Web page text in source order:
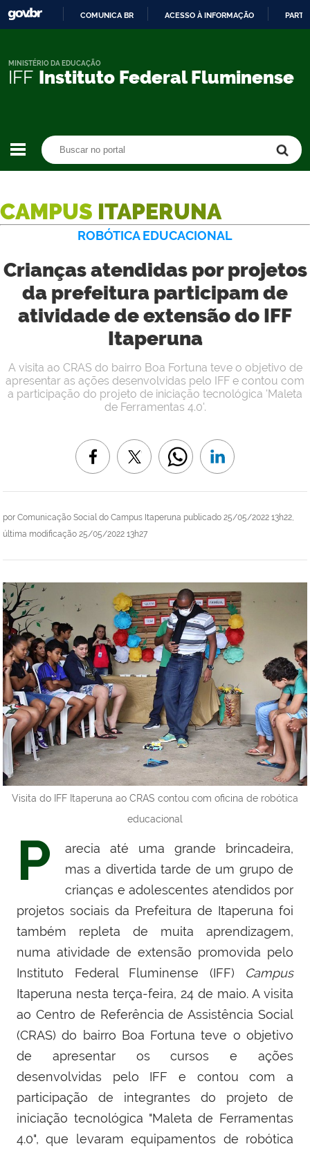
CONTEÚDO
COMUNICA BR ACESSO À INFORMAÇÃO
IFF Instituto Federal Fluminense
MINISTÉRIO DA EDUCAÇÃO
CAMPUS ITAPERUNA
ROBÓTICA EDUCACIONAL
Crianças atendidas por projetos
da prefeitura participam de
atividade de extensão do IFF
Itaperuna
por Comunicação Social do Campus Itaperuna publicado 25/05/2022 13h22,
última modificação 25/05/2022 13h27
A visita ao CRAS do bairro Boa Fortuna teve o objetivo de
apresentar as ações desenvolvidas pelo IFF e contou com
a participação do projeto de iniciação tecnológica 'Maleta
de Ferramentas 4.0'.
Visita do IFF Itaperuna ao CRAS contou com oficina de robótica
educacional
P
arecia até uma grande brincadeira,
mas a divertida tarde de um grupo de
crianças e adolescentes atendidos por
projetos sociais da Prefeitura de Itaperuna foi
também repleta de muita aprendizagem,
numa atividade de extensão promovida pelo
Instituto Federal Fluminense (IFF) Campus
Itaperuna nesta terça-feira, 24 de maio. A visita
ao Centro de Referência de Assistência Social
(CRAS) do bairro Boa Fortuna teve o objetivo
de apresentar os cursos e ações
desenvolvidas pelo IFF e contou com a
participação de integrantes do projeto de
iniciação tecnológica "Maleta de Ferramentas
4.0", que levaram equipamentos de robótica